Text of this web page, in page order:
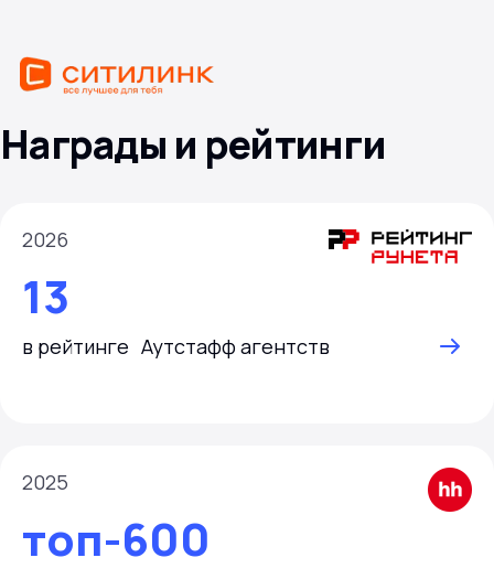
Награды и рейтинги
2026
13
в рейтинге Аутстафф агентств
2025
топ-600